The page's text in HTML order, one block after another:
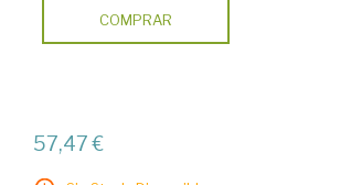
COMPRAR
57,47 €